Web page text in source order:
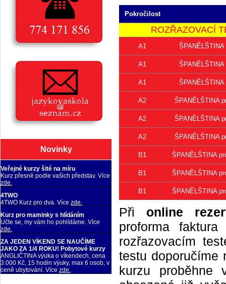
Novinky
Veřejné kurzy šité na míru
Kurz přesně podle vašich představ. Více
zde.
4TWO
4TWO Kurz pro dva. Více zde.
Kurz pro maminky s hlídáním
Učte se, my vám ho pohlídáme. Více
zde.
ZA JEDEN VÍKEND SE NAUČÍME
JAKO ZA 1/4 ROKU! Pobytové kurzy
ANGLIČTINA výuka o víkendech, cena
3.000 Kč, 15 hodin výuky, max 6 osob, v
ceně ubytování. Více zde.
Pokročilost
ROZŘAZOVACÍ
A1
A1
A1
A2 ŠPANĚLŠTINA
A2 ŠPANĚLŠTINA
A2 ŠPANĚLŠTINA
B1 ŠPANĚLŠTINA
B1 ŠPANĚLŠTINA
B1 ŠPANĚLŠTINA
Při online
proforma
rozřazovacím
testu doporučíme
kurzu proběhne